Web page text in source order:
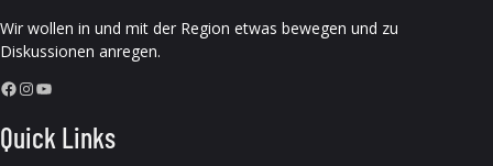
Wir wollen in und mit der Region etwas bewegen und zu
Diskussionen anregen.
Facebook InstagramYouTube
Quick Links